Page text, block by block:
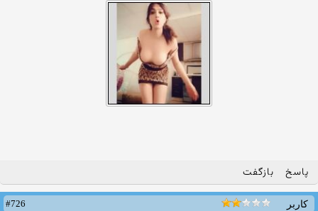
پاسخ بازگفت
کاربر
#726